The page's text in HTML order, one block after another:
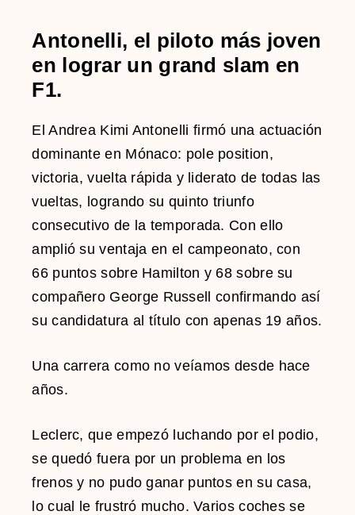
Antonelli, el piloto más joven
en lograr un grand slam en
F1.
ElAndrea Kimi Antonelli firmó una actuación
dominante en Mónaco: pole position,
victoria, vuelta rápida y liderato de todas las
vueltas, logrando su quinto triunfo
consecutivo de la temporada. Con ello
amplió su ventaja en el campeonato, con
66 puntos sobre Hamilton y 68 sobre su
compañero George Russell confirmando así
su candidatura al título con apenas 19 años.
Una carrera como no veíamos desde hace
años.
Leclerc, que empezó luchando por el podio,
se quedó fuera por un problema en los
frenos y no pudo ganar puntos en su casa,
lo cual le frustró mucho. Varios coches se